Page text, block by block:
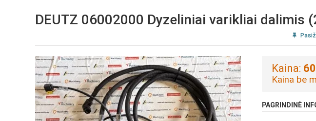
DEUTZ 06002000 Dyzeliniai varikliai dalimis
Kaina:
Kaina be
PAGRINDINĖ